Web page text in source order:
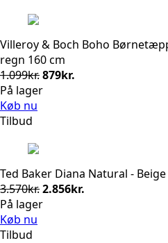
Villeroy & Boch Boho
regn 160 cm
1.099kr.Den
oprindelige
879kr.
På lager
Køb nu
Tilbud
Ted Baker Diana Natural -
3.570kr.Den
oprindelige
2.856kr.
På lager
Køb nu
Tilbud